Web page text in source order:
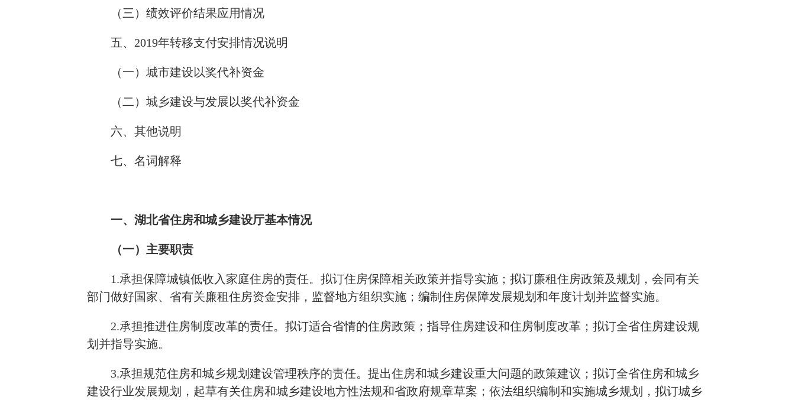
（三）绩效评价结果应用情况
五、 2019年转移支付安排情况说明
（一）城市建设以奖代补资金
（二）城乡建设与发展以奖代补资金
六、其他说明
七、名词解释
一、湖北省住房和城乡建设厅基本情况
（一）主要职责
1.承担保障城镇低收入家庭住房的责任。拟订住房保障相关政策并指导实施；拟订廉租住房政策及规划，会同有关
部门做好国家、省有关廉租住房资金安排，监督地方组织实施；编制住房保障发展规划和年度计划并监督实施。
2.承担推进住房制度改革的责任。拟订适合省情的住房政策；指导住房建设和住房制度改革；拟订全省住房建设规
划并指导实施。
3.承担规范住房和城乡规划建设管理秩序的责任。提出住房和城乡建设重大问题的政策建议；拟订全省住房和城乡
建设行业发展规划，起草有关住房和城乡建设地方性法规和省政府规章草案；依法组织编制和实施城乡规划，拟订城乡